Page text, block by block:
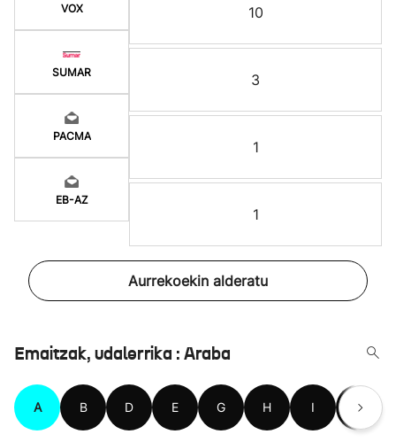
VOX
SUMAR
PACMA
EB-AZ
10
3
1
1
Aurrekoekin alderatu
Emaitzak, udalerrika : Araba
A B D E G H I K